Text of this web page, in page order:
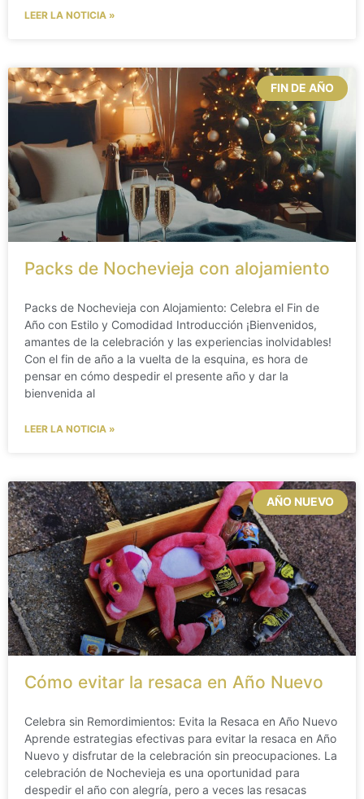
LEER LA NOTICIA »
FIN DE AÑO
Packs de Nochevieja con alojamiento
Packs de Nochevieja con Alojamiento: Celebra el Fin de
Año con Estilo y Comodidad Introducción ¡Bienvenidos,
amantes de la celebración y las experiencias inolvidables!
Con el fin de año a la vuelta de la esquina, es hora de
pensar en cómo despedir el presente año y dar la
bienvenida al
LEER LA NOTICIA »
AÑO NUEVO
Cómo evitar la resaca en Año Nuevo
Celebra sin Remordimientos: Evita la Resaca en Año Nuevo
Aprende estrategias efectivas para evitar la resaca en Año
Nuevo y disfrutar de la celebración sin preocupaciones. La
celebración de Nochevieja es una oportunidad para
despedir el año con alegría, pero a veces las resacas